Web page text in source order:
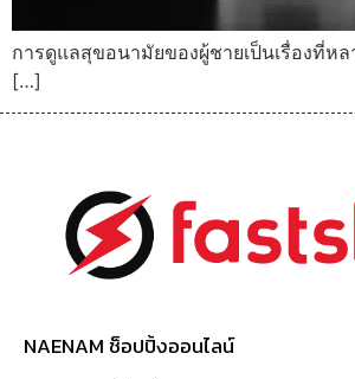
การดูแลสุขอนามัยของผู้ชายเป็นเรื่องที่ห
[…]
NAENAM ช็อปปิ้งออนไลน์